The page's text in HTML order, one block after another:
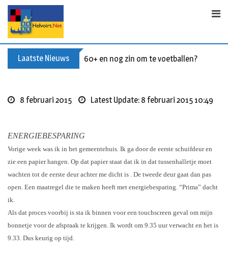
p
Laatste Nieuws 60+ en nog zin om te voetballen? Kom
8 februari 2015 Latest Update: 8 februari 2015 10:49
ENERGIEBESPARING
Vorige week was ik in het gemeentehuis. Ik ga door de eerste schuifdeur en
zie een papier hangen. Op dat papier staat dat ik in dat tussenhalletje moet
wachten tot de eerste deur achter me dicht is . De tweede deur gaat dan pas
open. Een maatregel die te maken heeft met energiebesparing. “Prima” dacht
ik.
Als dat proces voorbij is sta ik binnen voor een touchscreen geval om mijn
bonnetje voor de afspraak te krijgen. Ik wordt om 9.35 uur verwacht en het is
9.33. Dus keurig op tijd.